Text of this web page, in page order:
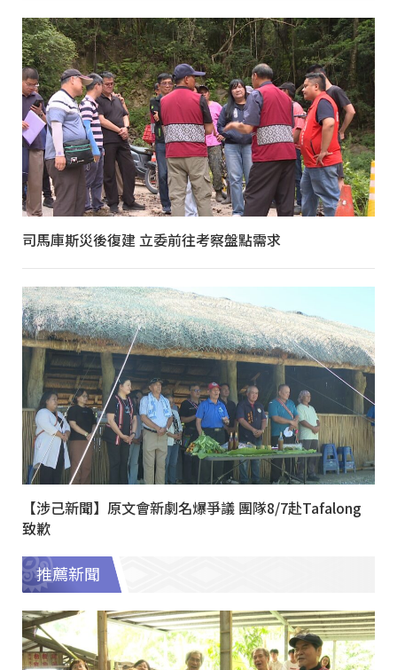
司馬庫斯災後復建 立委前往考察盤點需求
【涉己新聞】原文會新劇名爆爭議 團隊8/7赴Tafalong
致歉
推薦新聞